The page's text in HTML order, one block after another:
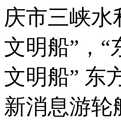
庆市三峡水
文明船”，“
文明船” 东
新消息游轮